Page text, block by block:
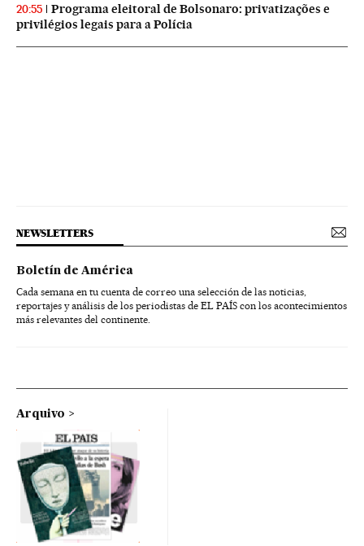
20:55
Programa eleitoral de Bolsonaro: privatizações e
privilégios legais para a Polícia
NEWSLETTERS
Boletín de América
Cada semana en tu cuenta de correo una selección de las noticias,
reportajes y análisis de los periodistas de EL PAÍS con los acontecimientos
más relevantes del continente.
Arquivo